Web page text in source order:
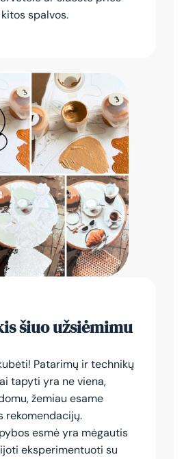
spalvos.
šiuo užsiėmimu
Patarimų ir technikų
tapyti yra ne viena,
žemiau esame
rekomendacijų.
esmė yra mėgautis
eksperimentuoti su